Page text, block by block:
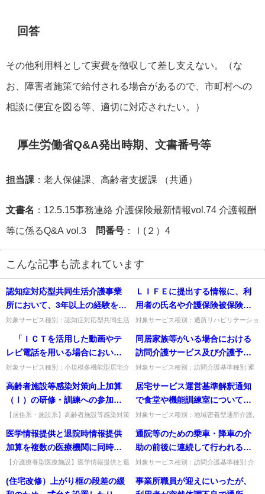
回答
その他利用料として実費を徴収して差し支えない。（な
お、障害者施策で給付される場合があるので、市町村への
相談に便宜を図る等、適切に対応されたい。）
厚生労働省Q&A発出時期、文書番号等
担当課 ：老人保健課、高齢者支援課 （共通）
文書名 ：12.5.15事務連絡 介護保険最新情報vol.74 介護報酬
等に係るQ&A vol.3 問番号 ：Ⅰ(２）4
こんな記事も読まれています
認知症対応型共同生活介護事業
所において、3年以上の経験を有
する者が、新たに認知症対応型
場合は、開設当初から短期入所
介護事業を実施できるか。
対象サービス種別：認知症対応型共同生活
業」質問認知症対応型共同生活介護事業所
において、3年以上の経験を...
ＬＩＦＥに提出する情報に、利
用者の氏名や介護保険被保険者
番号等の個人情報が含まれる
用者の同意は必要か。
対象サービス種別：通所リハビリテーショ
応型通所介護,短期入所生活介護,短期入所
療養介護,小規模多機...
「ＩＣＴを活用した動画やテ
レビ電話を用いる場合において
は、理学療法士等がＡＤＬ及び
について適切に把握することが
できるよう、理学療法士等とサ
ービス提供責任者で事前に方法
等を調整するものとする」とあ
るが、具体的にはどのような方
法があるのか。
対象サービス種別：小規模多機能型居宅介
加算について」質問 「ＩＣＴを活用した
動画やテレビ電話を用いる場...
同居家族等がいる場合における
訪問介護サービス及び介護予防
訪問介護サービスの生活援助等
対象サービス種別：訪問介護基準種別:運
問介護サービス及び介護予防訪問介護サー
ビスの生活援助等の取扱いに...
高齢者施設等感染対策向上加算
（Ⅰ）の研修・訓練への参加要
件について、各年度で1回以上参
ら1年以上経過して参加した場合
でも、各年度で1回は参加する予
定があれば算定可能か。
【居住系・施設系】高齢者施設等感染対策
いても各年度1回参加予定があれば算定可
能か。翌年度中の参加予定...
居宅サービス運営基準解釈通知
で食堂や機能訓練室について狭
隘な部屋を多数設置することで
が、指定通所介護の単位をさら
にグループ分けして効果的な指
定通所介護の提供が期待される
場合はこの限りでないとされて
対象サービス種別：地域密着型通所介護,
設備基準「機能訓練室等の確保」質問居宅
サービス運営基準解釈通知...
医学情報提供と退院時情報提供
加算を複数の医療機関に同時に
算定できるか。
【介護療養型医療施設】医学情報提供と退
に算定できるか。両者は対象が異なり、同
時に算定することはない。出...
通院等のための乗車・降車の介
助の前後に連続して行われる外
出に直接関連する身体介護（移
介助、排泄介助等）は別に算定
対象サービス種別：訪問介護基準種別:介
めの乗車・降車の介助の前後に連続して行
われる外出に直接関連する身...
(住宅改修）上がり框の段差の緩
事業所職員が迎えにいったが、